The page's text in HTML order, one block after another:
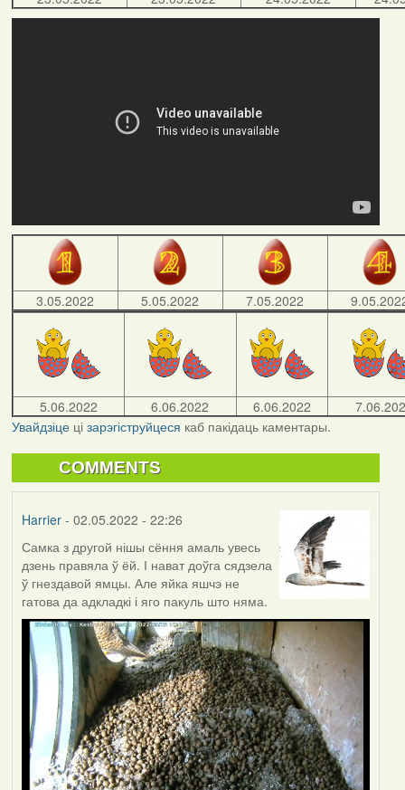
3.05.2022 5.05.2022 7.05.2022
5.06.2022 6.06.2022 6.06.2022
Увайдзіцеці зарэгіструйцеся каб пакідаць каментары.
COMMENTS
Harrier- 02.05.2022 - 22:26
Самка з другой нішы сёння амаль увесь
дзень правяла ў ёй. І нават доўга сядзела
ў гнездавой ямцы. Але яйка яшчэ не
гатова да адкладкі і яго пакуль што няма.